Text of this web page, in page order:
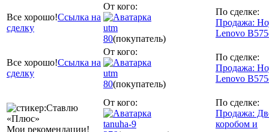
Все хорошо!Ссылка на
сделку
От кого:
utm
80(покупатель)
По сделке:
Продажа:
Lenovo
Все хорошо!Ссылка на
сделку
От кого:
utm
80(покупатель)
По сделке:
Продажа:
Lenovo
Мои рекомендации!
От кого:
tanuha-9
По сделке:
Продажа:
коробом и